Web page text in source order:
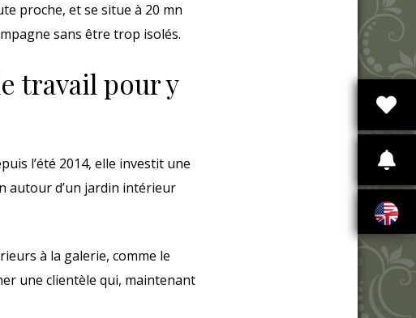
proche, et se situe à 20 mn
sans être trop isolés.
travail pour y
l’été 2014, elle investit une
autour d’un jardin intérieur
à la galerie, comme le
une clientèle qui, maintenant